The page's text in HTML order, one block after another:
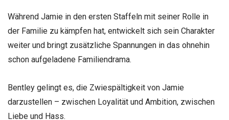
Während Jamie in den ersten Staffeln mit seiner Rolle in
der Familie zu kämpfen hat, entwickelt sich sein Charakter
weiter und bringt zusätzliche Spannungen in das ohnehin
schon aufgeladene Familiendrama.
Bentley gelingt es, die Zwiespältigkeit von Jamie
darzustellen – zwischen Loyalität und Ambition, zwischen
Liebe und Hass.